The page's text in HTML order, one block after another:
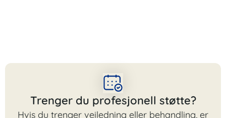
Trenger du profesjonell støtte?
Hvis du trenger veiledning eller behandling, er